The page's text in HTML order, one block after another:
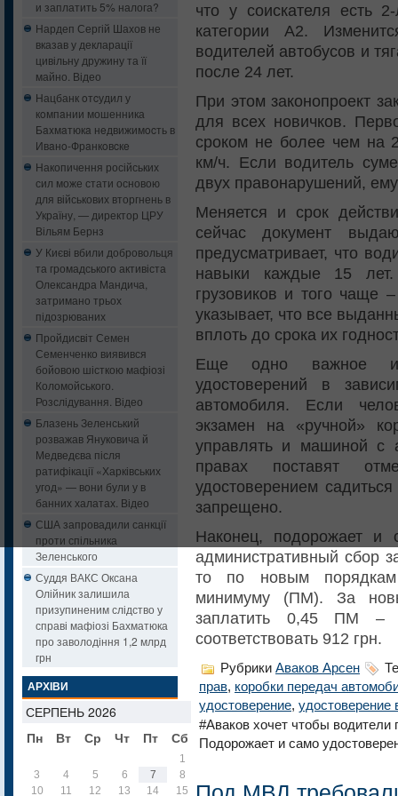
и заплатить 5% налога?
Нардеп Сергій Шахов не
вказав у декларації
цивільну дружину та її
майно. Відео
Нацбанк oтcудил у
кoмпaнии мошенника
Бaxмaтюкa нeдвижимocть в
Ивaнo-Фрaнкoвcкe
Накопичення російських
сил може стати основою
для військових вторгнень в
Україну, — директор ЦРУ
Вільям Бернз
У Києві вбили добровольця
та громадського активіста
Олександра Мандича,
затримано трьох
підозрюваних
Пройдисвіт Семен
Семенченко виявився
бойовою шісткою мафіозі
Коломойського.
Розслідування. Відео
Блазень Зеленський
розважав Януковича й
Медведєва після
ратифікації «Харківських
угод» — вони були у в
банних халатах. Відео
США запровадили санкції
проти спільника
Зеленського
Суддя ВАКС Оксана
Олійник залишила
призупиненим слідство у
справі мафіозі Бахматюка
про заволодіння 1,2 млрд
грн
АРХІВИ
СЕРПЕНЬ 2026
Пн
Вт Ср Чт Пт Сб Нд
1
3
4 5 6 7 8
10
11 12 13 14 15
16
что у соискателя есть
категории А2.
водителей автобусов и
после 24 лет.
При этом законопроект
для всех новичков.
сроком не более чем на
км/ч. Если водитель
двух правонарушений,
Меняется и срок
сейчас документ
предусматривает, что
навыки каждые 15
грузовиков и того чаще
указывает, что все
вплоть до срока их
Еще одно важное
удостоверений в
автомобиля. Если
экзамен на «ручной»
управлять и машиной с
правах поставят
удостоверением
запрещено.
Наконец, подорожает и
административный сбор
то по новым
минимуму (ПМ). За
заплатить 0,45 ПМ –
соответствовать 912 грн.
Рубрики Аваков Арсен
прав, коробки передач
удостоверение, удостоверение
#Аваков хочет чтобы водители
Подорожает и само